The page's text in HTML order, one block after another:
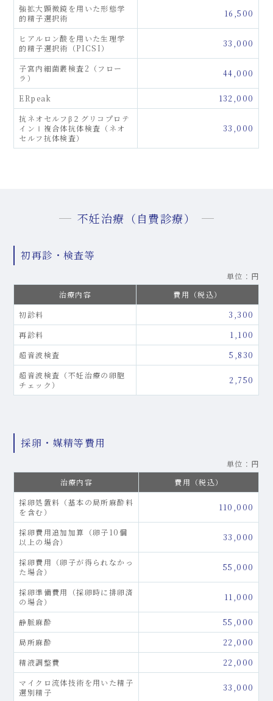
強拡大顕微鏡を用いた形態学
的精子選択術
16,500
ヒアルロン酸を用いた生理学
的精子選択術（PICSI）
33,000
子宮内細菌叢検査2（フロー
ラ）
44,000
ERpeak
132,000
抗ネオセルフβ２グリコプロテ
インⅠ複合体抗体検査（ネオ
セルフ抗体検査）
33,000
不妊治療（自費診療）
初再診・検査等
単位：円
治療内容
費用（税込）
初診料
3,300
再診料
1,100
超音波検査
5,830
超音波検査（不妊治療の卵胞
チェック）
2,750
採卵・媒精等費用
単位：円
治療内容
費用（税込）
採卵処置料（基本の局所麻酔料
を含む）
110,000
採卵費用追加加算（卵子10個
以上の場合）
33,000
採卵費用（卵子が得られなかっ
た場合）
55,000
採卵準備費用（採卵時に排卵済
の場合）
11,000
静脈麻酔
55,000
局所麻酔
22,000
精液調整費
22,000
マイクロ流体技術を用いた精子
選別精子
33,000